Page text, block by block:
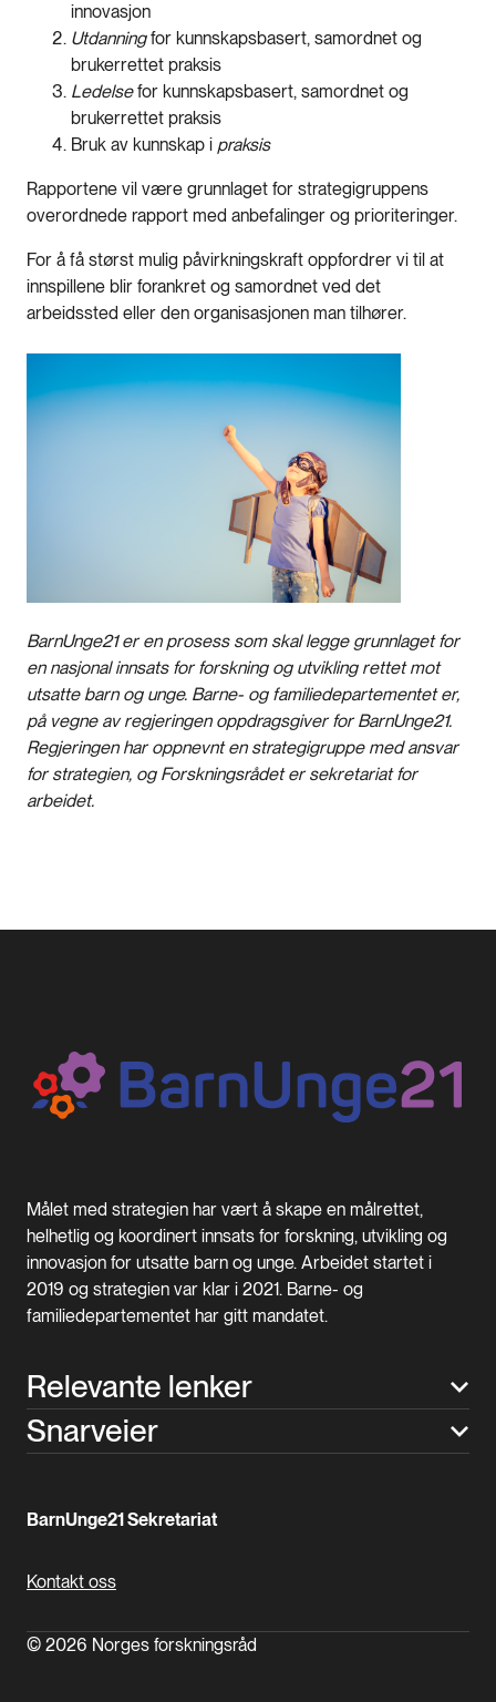
innovasjon
Utdanningfor kunnskapsbasert, samordnet og
brukerrettet praksis
Ledelsefor kunnskapsbasert, samordnet og
brukerrettet praksis
Bruk av kunnskap i praksis
Rapportene vil være grunnlaget for strategigruppens
overordnede rapport med anbefalinger og prioriteringer.
For å få størst mulig påvirkningskraft oppfordrer vi til at
innspillene blir forankret og samordnet ved det
arbeidssted eller den organisasjonen man tilhører.
BarnUnge21 er en prosess som skal legge grunnlaget for
en nasjonal innsats for forskning og utvikling rettet mot
utsatte barn og unge. Barne- og familiedepartementet er,
på vegne av regjeringen oppdragsgiver for BarnUnge21.
Regjeringen har oppnevnt en strategigruppe med ansvar
for strategien, og Forskningsrådet er sekretariat for
arbeidet.
Målet med strategien har vært å skape en målrettet,
helhetlig og koordinert innsats for forskning, utvikling og
innovasjon for utsatte barn og unge. Arbeidet startet i
2019 og strategien var klar i 2021. Barne- og
familiedepartementet har gitt mandatet.
Relevante lenker
Snarveier
BarnUnge21 Sekretariat
Kontakt oss
© 2026 Norges forskningsråd